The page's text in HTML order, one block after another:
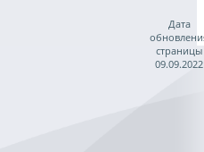
Дата
страницы
09.09.2022